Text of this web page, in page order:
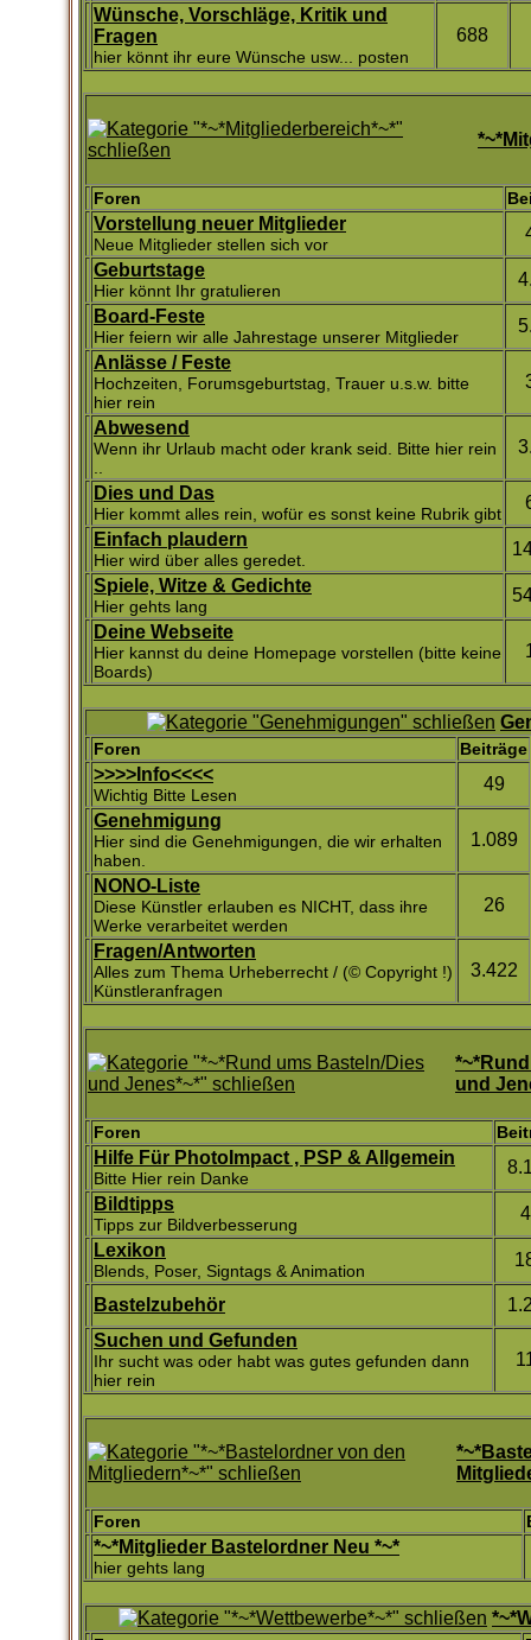
Wünsche, Vorschläge, Kritik und
Fragen
hier könnt ihr eure Wünsche usw... posten
688
Foren
Vorstellung neuer Mitglieder
Neue Mitglieder stellen sich vor
Geburtstage
Hier könnt Ihr gratulieren
Board-Feste
Hier feiern wir alle Jahrestage unserer Mitglieder
Anlässe / Feste
Hochzeiten, Forumsgeburtstag, Trauer u.s.w. bitte
hier rein
Abwesend
Wenn ihr Urlaub macht oder krank seid. Bitte hier rein
Dies und Das
Hier kommt alles rein, wofür es sonst keine Rubrik gibt
Einfach plaudern
Hier wird über alles geredet.
Spiele, Witze & Gedichte
Hier gehts lang
Deine Webseite
Hier kannst du deine Homepage vorstellen (bitte keine
Boards)
Foren Beiträge
>>>>Info<<<<
Wichtig Bitte Lesen
49
Genehmigung
Hier sind die Genehmigungen, die wir erhalten
haben.
1.089
NONO-Liste
Diese Künstler erlauben es NICHT, dass ihre
Werke verarbeitet werden
26
Fragen/Antworten
Alles zum Thema Urheberrecht / (© Copyright !)
Künstleranfragen
3.422
und
Foren
Hilfe Für PhotoImpact , PSP & Allgemein
Bitte Hier rein Danke
Bildtipps
Tipps zur Bildverbesserung
Lexikon
Blends, Poser, Signtags & Animation
Bastelzubehör
Suchen und Gefunden
Ihr sucht was oder habt was gutes gefunden dann
hier rein
Foren
*~*Mitglieder Bastelordner Neu *~*
hier gehts lang